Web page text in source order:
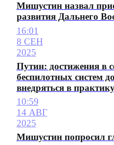
Мишустин назвал
развития Дальнего
16:01
8 СЕН
2025
Путин: достижения в
беспилотных систем
внедряться в
10:59
14 АВГ
2025
Мишустин попросил